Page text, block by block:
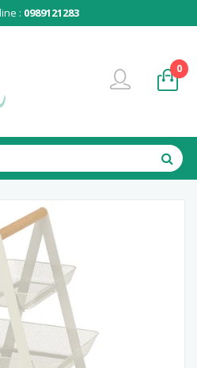
: 0989121283
0